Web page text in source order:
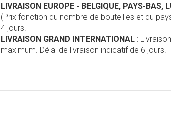
LIVRAISON EUROPE - BELGIQUE, PAYS-BAS,
(Prix fonction du nombre de bouteilles et du
4 jours.
LIVRAISON GRAND INTERNATIONAL :
maximum. Délai de livraison indicatif de 6